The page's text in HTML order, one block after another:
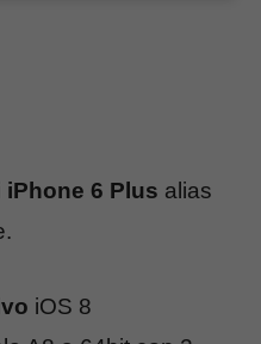
6 Plus alias
iOS 8